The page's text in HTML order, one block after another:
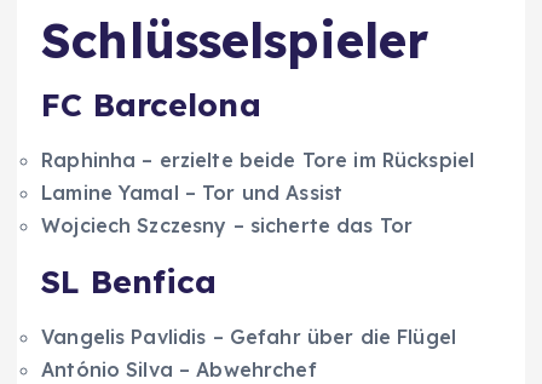
Schlüsselspieler
FC Barcelona
Raphinha – erzielte beide Tore im Rückspiel
Lamine Yamal – Tor und Assist
Wojciech Szczesny – sicherte das Tor
SL Benfica
Vangelis Pavlidis – Gefahr über die Flügel
António Silva – Abwehrchef